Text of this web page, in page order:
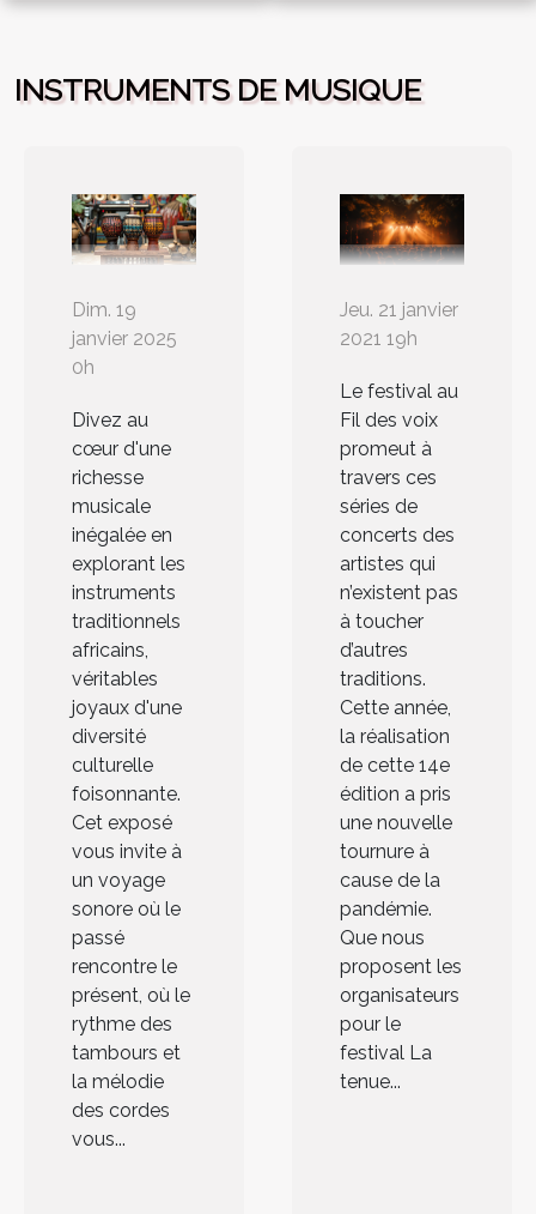
INSTRUMENTS DE MUSIQUE
Dim. 19
janvier 2025
0h
Divez au
cœur d'une
richesse
musicale
inégalée en
explorant les
instruments
traditionnels
africains,
véritables
joyaux d'une
diversité
culturelle
foisonnante.
Cet exposé
vous invite à
un voyage
sonore où le
passé
rencontre le
présent, où le
rythme des
tambours et
la mélodie
des cordes
vous...
Jeu. 21 janvier
2021 19h
Le festival au
Fil des voix
promeut à
travers ces
séries de
concerts des
artistes qui
n’existent pas
à toucher
d’autres
traditions.
Cette année,
la réalisation
de cette 14e
édition a pris
une nouvelle
tournure à
cause de la
pandémie.
Que nous
proposent les
organisateurs
pour le
festival La
tenue...